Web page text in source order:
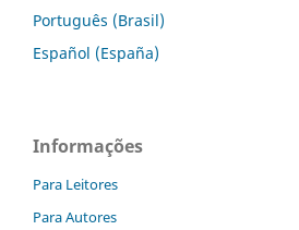
Português (Brasil)
Español (España)
Informações
Para Leitores
Para Autores